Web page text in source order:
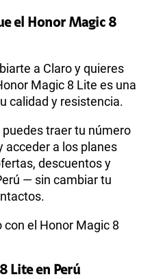
el Honor Magic 8
a Claro y quieres
Magic 8 Lite es una
calidad y resistencia.
puedes traer tu número
acceder a los planes
descuentos y
— sin cambiar tu
con el Honor Magic 8
Lite en Perú